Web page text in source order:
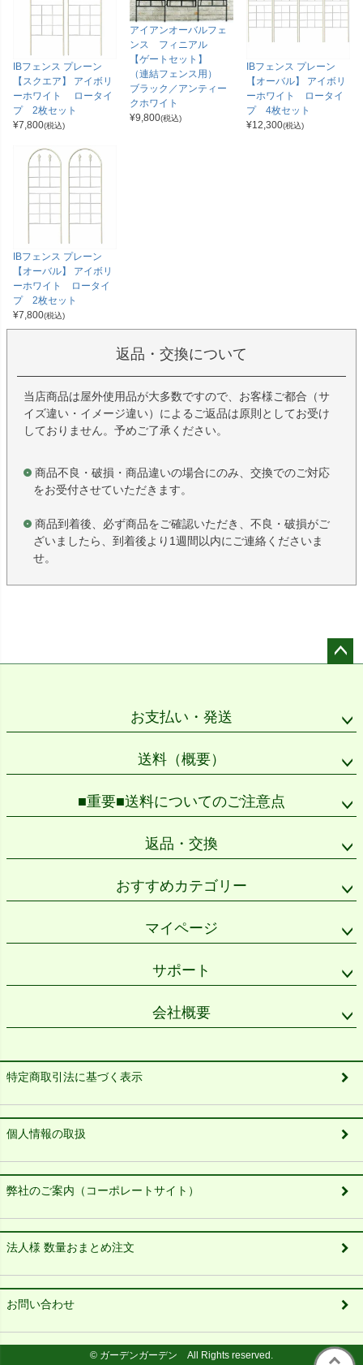
IBフェンス プレーン
【スクエア】 アイボリ
ーホワイト ロータイ
プ 2枚セット
¥7,800(税込)
アイアンオーバルフェ
ンス フィニアル
【ゲートセット】
（連結フェンス用）
ブラック／アンティー
クホワイト
¥9,800(税込)
IBフェンス プレーン
【オーバル】 アイボリ
ーホワイト ロータイ
プ 4枚セット
¥12,300(税込)
IBフェンス プレーン
【オーバル】 アイボリ
ーホワイト ロータイ
プ 2枚セット
¥7,800(税込)
返品・交換について
当店商品は屋外使用品が大多数ですので、お客様ご都合（サ
イズ違い・イメージ違い）によるご返品は原則としてお受け
しておりません。予めご了承ください。
商品不良・破損・商品違いの場合にのみ、交換でのご対応
をお受付させていただきます。
商品到着後、必ず商品をご確認いただき、不良・破損がご
ざいましたら、到着後より1週間以内にご連絡くださいま
せ。
お支払い・発送
送料（概要）
■重要■送料についてのご注意点
返品・交換
おすすめカテゴリー
マイページ
サポート
会社概要
特定商取引法に基づく表示
個人情報の取扱
弊社のご案内（コーポレートサイト）
法人様 数量おまとめ注文
お問い合わせ
© ガーデンガーデン All Rights reserved.